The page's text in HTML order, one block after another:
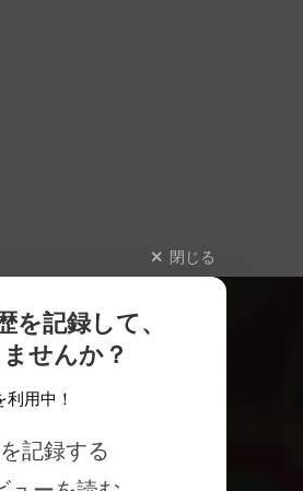
閉じる
記録して、
せんか？
用中！
記録する